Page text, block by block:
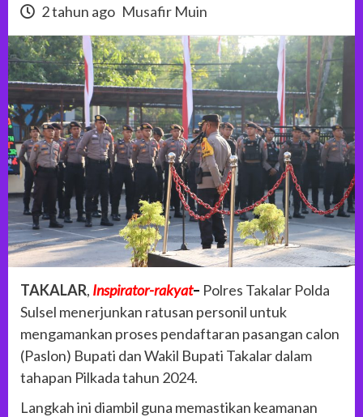
2 tahun ago Musafir Muin
TAKALAR, Inspirator-rakyat– Polres Takalar Polda
Sulsel menerjunkan ratusan personil untuk
mengamankan proses pendaftaran pasangan calon
(Paslon) Bupati dan Wakil Bupati Takalar dalam
tahapan Pilkada tahun 2024.
Langkah ini diambil guna memastikan keamanan